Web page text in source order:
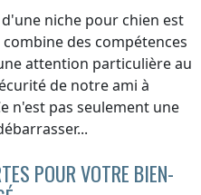
niche pour chien est
des compétences
attention particulière au
de notre ami à
n'est pas seulement une
POUR VOTRE BIEN-